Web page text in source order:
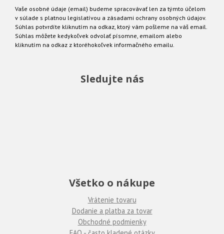
Vaše osobné údaje (email) budeme spracovávať len za týmto účelom
v súlade s platnou legislatívou a zásadami ochrany osobných údajov.
Súhlas potvrdíte kliknutím na odkaz, ktorý vám pošleme na váš email.
Súhlas môžete kedykoľvek odvolať písomne, emailom alebo
kliknutím na odkaz z ktoréhokoľvek informačného emailu.
Sledujte nás
Všetko o nákupe
Vrátenie tovaru
Dodanie a platba za tovar
Obchodné podmienky